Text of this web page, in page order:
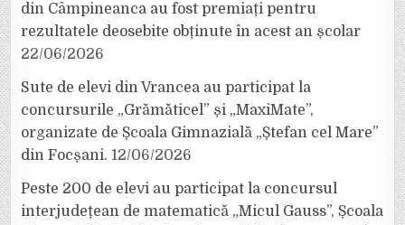
din Câmpineanca au fost premiați pentru
rezultatele deosebite obținute în acest an școlar
22/06/2026
Sute de elevi din Vrancea au participat la
concursurile „Grămăticel” și „MaxiMate”,
organizate de Școala Gimnazială „Ștefan cel Mare”
din Focșani. 12/06/2026
Peste 200 de elevi au participat la concursul
interjudețean de matematică „Micul Gauss”, Școala